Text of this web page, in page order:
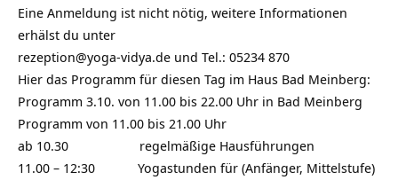
Eine Anmeldung ist nicht nötig, weitere Informationen
erhälst du unter
rezeption@yoga-vidya.de und Tel.: 05234 870
Hier das Programm für diesen Tag im Haus Bad Meinberg:
Programm 3.10. von 11.00 bis 22.00 Uhr in Bad Meinberg
Programm von 11.00 bis 21.00 Uhr
ab 10.30 regelmäßige Hausführungen
11.00 – 12:30 Yogastunden für (Anfänger, Mittelstufe)